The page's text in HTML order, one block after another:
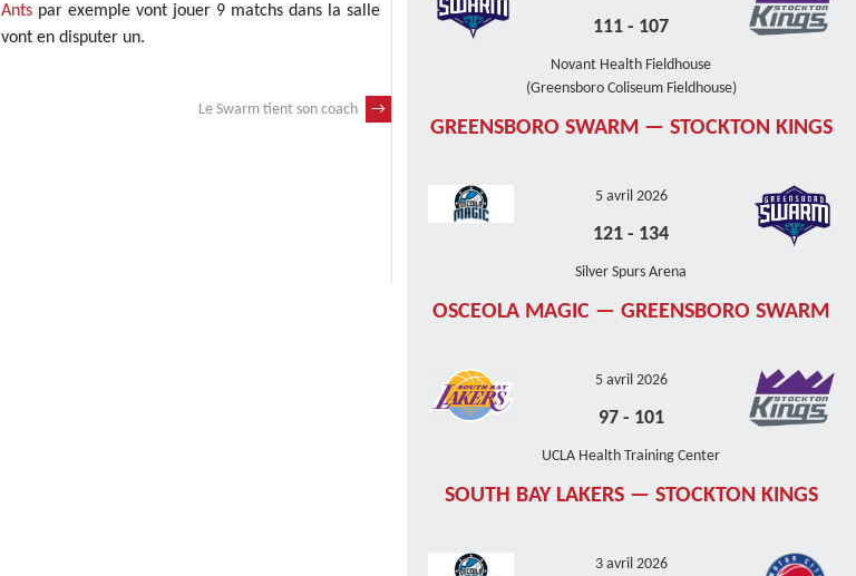
par exemple vont jouer 9 matchs dans la salle
en disputer un.
Le Swarm tient son coach →
111 - 107
Novant Health Fieldhouse
(Greensboro Coliseum Fieldhouse)
GREENSBORO SWARM — STOCKTON KINGS
5 avril 2026
121 - 134
Silver Spurs Arena
OSCEOLA MAGIC — GREENSBORO SWARM
5 avril 2026
97- 101
UCLA Health Training Center
SOUTH BAY LAKERS — STOCKTON KINGS
3 avril 2026